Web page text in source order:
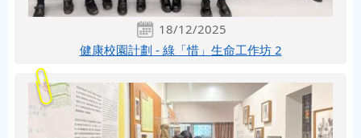
18/12/2025
健康校園計劃 - 綠「惜」生命工作坊 2